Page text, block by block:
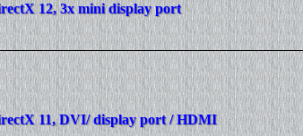
12, 3x mini display port
11, DVI/ display port / HDMI